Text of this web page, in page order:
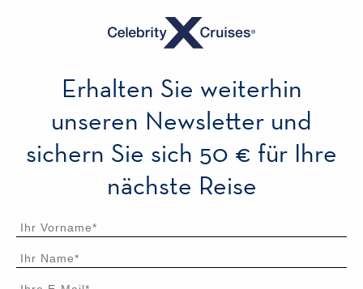
Komplettschutzversicherung 2025
MEHR INFORMATIONEN
Komplettschutzversicherung Plus 2025
MEHR INFORMATIONEN
Erhalten Sie weiterhin
unseren Newsletter und
sichern Sie sich 50 € für Ihre
nächste Reise